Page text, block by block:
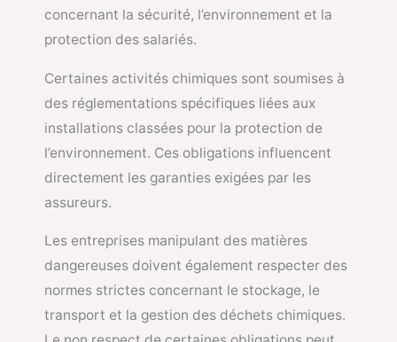
concernant la sécurité, l’environnement et la
protection des salariés.
Certaines activités chimiques sont soumises à
des réglementations spécifiques liées aux
installations classées pour la protection de
l’environnement. Ces obligations influencent
directement les garanties exigées par les
assureurs.
Les entreprises manipulant des matières
dangereuses doivent également respecter des
normes strictes concernant le stockage, le
transport et la gestion des déchets chimiques.